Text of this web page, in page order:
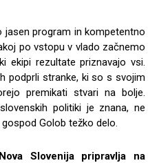
jasen program in kompetentno
po vstopu v vlado začnemo
ekipi rezultate priznavajo vsi.
podprli stranke, ki so s svojim
premikati stvari na bolje.
politiki je znana, ne
Golob težko delo.
Slovenija pripravlja na